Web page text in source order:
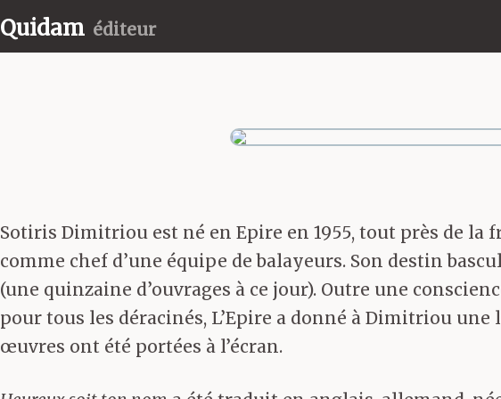
Quidam éditeur
Sotiris Dimitriou est né en Epire en 1955, tout près de la
comme chef d’une équipe de balayeurs. Son destin
(une quinzaine d’ouvrages à ce jour). Outre une
pour tous les déracinés, L’Epire a donné à Dimitriou une
œuvres ont été portées à l’écran.